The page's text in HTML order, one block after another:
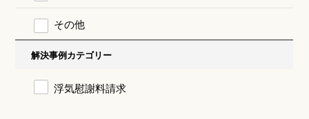
その他
解決事例カテゴリー
浮気慰謝料請求